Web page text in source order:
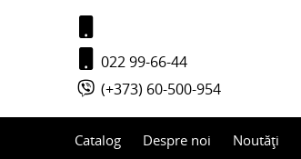
022 99-66-44
(+373) 60-500-954
Catalog Despre noi Noutăți